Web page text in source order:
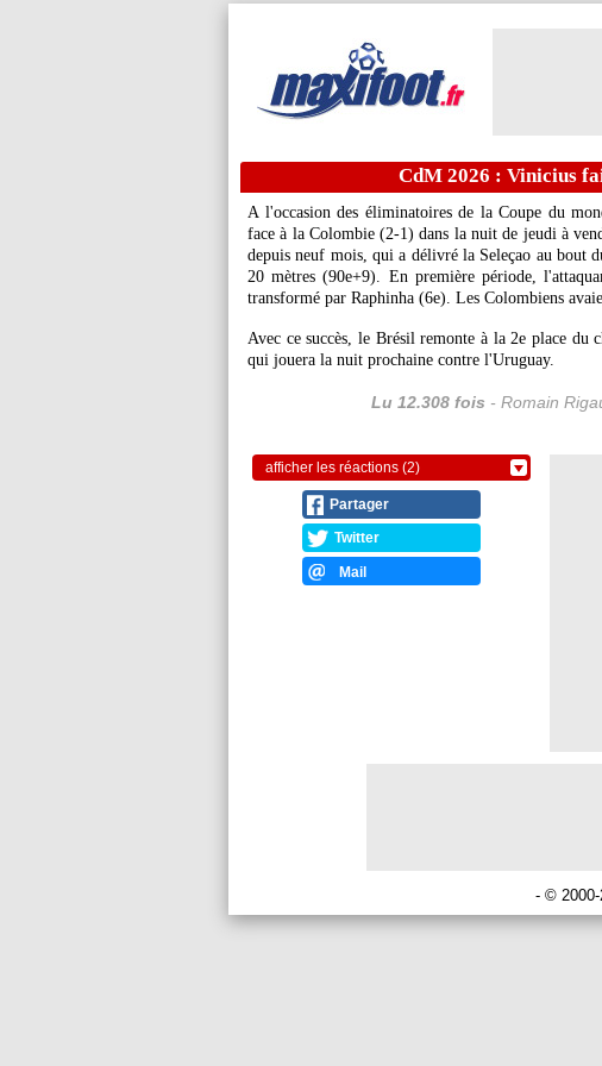
CdM 2026 : Vinicius
A l'occasion des éliminatoires de la Coupe du
face à la Colombie (2-1) dans la nuit de jeudi à
depuis neuf mois, qui a délivré la Seleçao au bout
20 mètres (90e+9). En première période,
transformé par Raphinha (6e). Les Colombiens
Avec ce succès, le Brésil remonte à la 2e place du
qui jouera la nuit prochaine contre l'Uruguay.
Lu 12.308 fois - Romain
afficher les réactions (2)
Partager
Twitter
Mail
- ©